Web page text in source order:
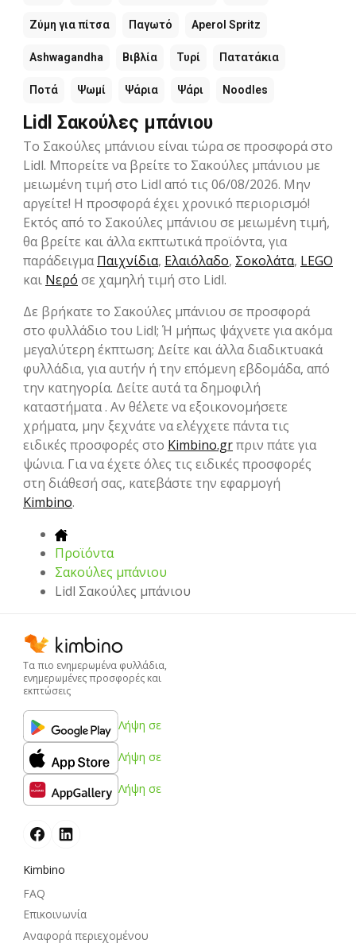
Ζύμη για πίτσα Παγωτό Aperol Spritz
Ashwagandha Βιβλία Τυρί Πατατάκια
Ποτά Ψωμί Ψάρια Ψάρι Noodles
Lidl Σακούλες μπάνιου
Το Σακούλες μπάνιου είναι τώρα σε προσφορά στο
Lidl. Μπορείτε να βρείτε το Σακούλες μπάνιου με
μειωμένη τιμή στο Lidl από τις 06/08/2026. Μην
αργείτε! Η προσφορά έχει χρονικό περιορισμό!
Εκτός από το Σακούλες μπάνιου σε μειωμένη τιμή,
θα βρείτε και άλλα εκπτωτικά προϊόντα, για
παράδειγμαΠαιχνίδια, Ελαιόλαδο, Σοκολάτα, LEGO
και Νερό σε χαμηλή τιμή στο Lidl.
Δε βρήκατε το Σακούλες μπάνιου σε προσφορά
στο φυλλάδιο του Lidl; Ή μήπως ψάχνετε για ακόμα
μεγαλύτερη έκπτωση; Δείτε και άλλα διαδικτυακά
φυλλάδια, για αυτήν ή την επόμενη εβδομάδα, από
την κατηγορία. Δείτε αυτά τα δημοφιλή
καταστήματα . Αν θέλετε να εξοικονομήσετε
χρήματα, μην ξεχνάτε να ελέγχετε πάντα τις
ειδικές προσφορές στο Kimbino.grπριν πάτε για
ψώνια. Για να έχετε όλες τις ειδικές προσφορές
στη διάθεσή σας, κατεβάστε την εφαρμογή
Kimbino.
Προϊόντα
Σακούλες μπάνιου
Lidl Σακούλες μπάνιου
Τα πιο ενημερωμένα φυλλάδια,
ενημερωμένες προσφορές και
εκπτώσεις
Λήψη σε
Λήψη σε
Λήψη σε
Kimbino
FAQ
Επικοινωνία
Αναφορά περιεχομένου